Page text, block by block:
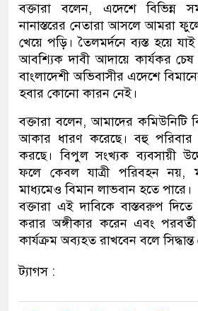
বক্তারা বলেন, এদেশে বিভিন্ন
নানাস্তরের নেতারা আসলে আমরা
খেয়ে পড়ি। তৈলমর্দনে ব্যস্ত হয়ে
আবশ্যিক দাবী আদায়ে কার্যকর চেষ
বাংলাদেশী অভিবাসীর এদেশে
হবার কোনো কারন নেই।
বক্তারা বলেন, আমাদের কমিউনিটি
আকার ধারণ করেছে। বহু পরিবার
করছে। বিপুল সংখ্যক ব্যবসায়ী
ফলে কেবল যাত্রী পরিবহন নয়,
মাধ্যমেও বিমান লাভবান হতে পারে।
বক্তারা এই দাবিকে বাস্তবরুপ
করার অঙ্গীকার করেন এবং
কার্যক্রম অব্যহত রাখবেন বলে সিদ্ধান্ত
ট্যাগস :